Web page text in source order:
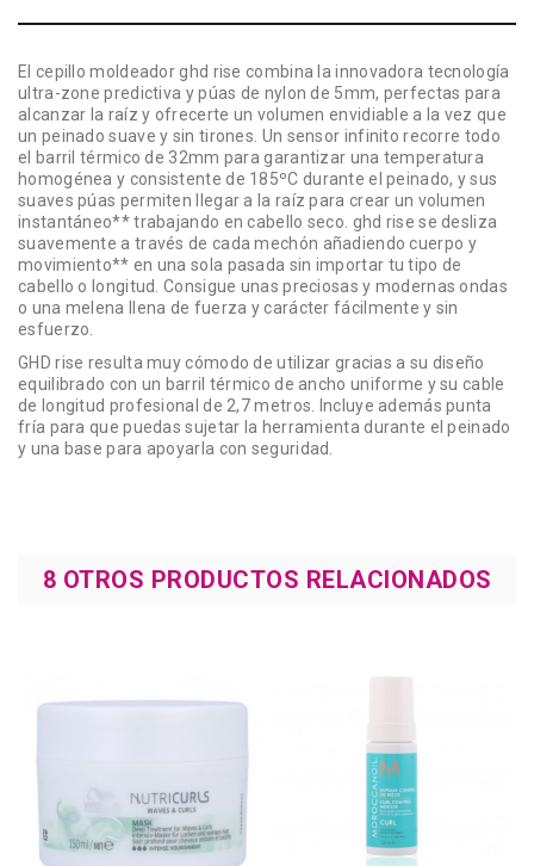
El cepillo moldeador ghd rise combina la innovadora tecnología
ultra-zone predictiva y púas de nylon de 5mm, perfectas para
alcanzar la raíz y ofrecerte un volumen envidiable a la vez que
un peinado suave y sin tirones. Un sensor infinito recorre todo
el barril térmico de 32mm para garantizar una temperatura
homogénea y consistente de 185ºC durante el peinado, y sus
suaves púas permiten llegar a la raíz para crear un volumen
instantáneo** trabajando en cabello seco. ghd rise se desliza
suavemente a través de cada mechón añadiendo cuerpo y
movimiento** en una sola pasada sin importar tu tipo de
cabello o longitud. Consigue unas preciosas y modernas ondas
o una melena llena de fuerza y carácter fácilmente y sin
esfuerzo.
GHD rise resulta muy cómodo de utilizar gracias a su diseño
equilibrado con un barril térmico de ancho uniforme y su cable
de longitud profesional de 2,7 metros. Incluye además punta
fría para que puedas sujetar la herramienta durante el peinado
y una base para apoyarla con seguridad.
8 OTROS PRODUCTOS RELACIONADOS